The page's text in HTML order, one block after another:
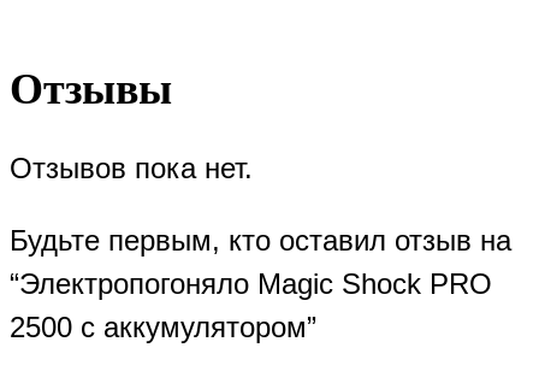
Отзывы
Отзывов пока нет.
Будьте первым, кто оставил отзыв на
“Электропогоняло Magic Shock PRO
2500 с аккумулятором”